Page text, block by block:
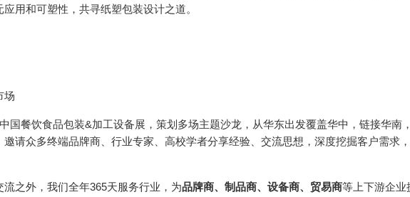
用和可塑性，共寻纸塑包装设计之道。
场
国餐饮食品包装&加工设备展，策划多场主题沙龙，从华东出发覆盖华中，链接华南，
请众多终端品牌商、行业专家、高校学者分享经验、交流思想，深度挖掘客户需求，
之外，我们全年365天服务行业，为品牌商、制品商、设备商、贸易商等上下游企业